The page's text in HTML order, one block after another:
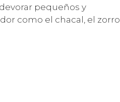
pequeños y
como el chacal, el zorro,